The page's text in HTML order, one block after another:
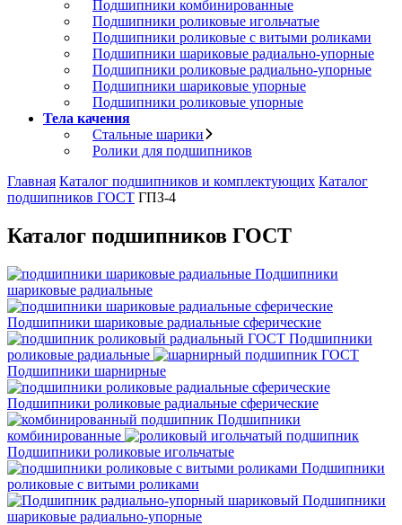
Подшипники комбинированные
Подшипники роликовые игольчатые
Подшипники роликовые с витыми роликами
Подшипники шариковые радиально-упорные
Подшипники роликовые радиально-упорные
Подшипники шариковые упорные
Подшипники роликовые упорные
Тела качения
Стальные шарики
Ролики для подшипников
Главная Каталог подшипников и комплектующих Каталог
подшипников ГОСТ ГПЗ-4
Каталог подшипников ГОСТ
Подшипники
шариковые радиальные
Подшипники шариковые радиальные сферические
Подшипники
роликовые радиальные
Подшипники шарнирные
Подшипники роликовые радиальные сферические
Подшипники
комбинированные
Подшипники роликовые игольчатые
Подшипники
роликовые с витыми роликами
Подшипники
шариковые радиально-упорные